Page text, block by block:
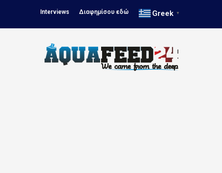
Interviews Διαφημίσου εδώ Greek ▼